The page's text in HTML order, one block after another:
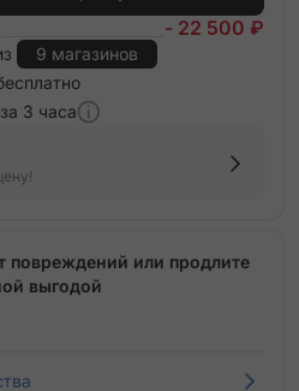
- 22 500 ₽
9 магазинов
3 часа
повреждений или продлите
выгодой